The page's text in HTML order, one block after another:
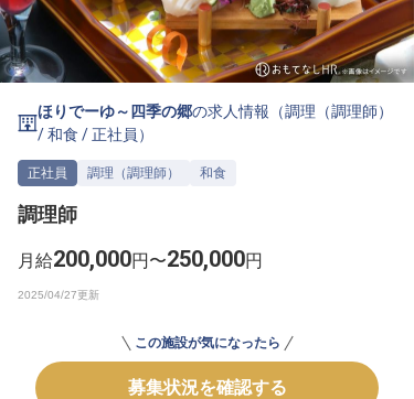
よくある質問
ホテル・宿泊業界情報コラム
無料 転職サポートに申し込む
ほりでーゆ～四季の郷の求人情報（調理（調理師）
/和食 /正社員 ）
正社員 調理（調理師） 和食
調理師
月給200,000円〜250,000円
この施設が気になったら
募集状況を確認する